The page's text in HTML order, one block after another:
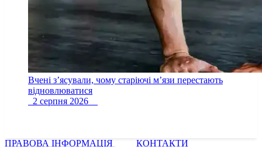
Вчені з’ясували, чому старіючі м’язи перестають
відновлюватися
2 серпня 2026
ПРАВОВА ІНФОРМАЦІЯ
КОНТАКТИ